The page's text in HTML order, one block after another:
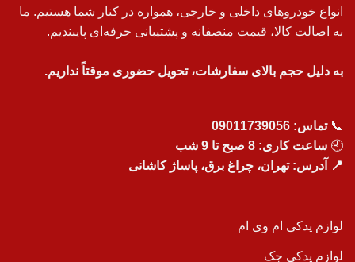
انواع خودروهای داخلی و خارجی، همواره در کنار شما هستیم. ما
به اصالت کالا، قیمت منصفانه و پشتیبانی حرفه‌ای پایبندیم.
به دلیل حجم بالای سفارشات، تحویل حضوری موقتاً نداریم.
📞تماس: 09011739056
🕘 ساعت کاری: 8 صبح تا 9 شب
📍 آدرس: تهران، چراغ برق، پاساژ کاشانی
لوازم یدکی ام وی ام
لوازم یدکی جک